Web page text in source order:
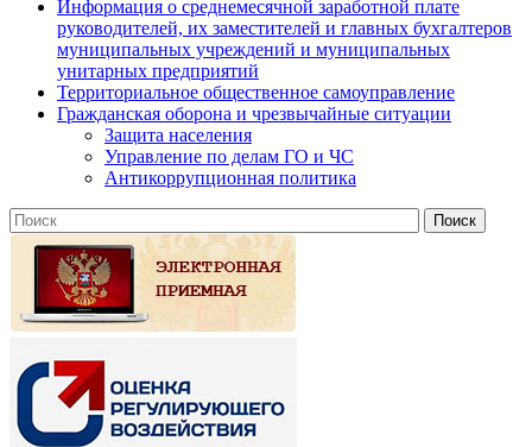
Информация о среднемесячной заработной плате
руководителей, их заместителей и главных бухгалтеров
муниципальных учреждений и муниципальных
унитарных предприятий
Территориальное общественное самоуправление
Гражданская оборона и чрезвычайные ситуации
Защита населения
Управление по делам ГО и ЧС
Антикоррупционная политика